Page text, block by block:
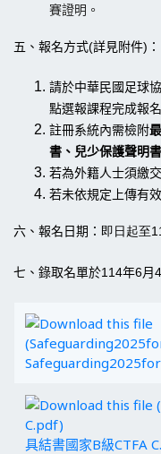
賽證明。
五、報名方式(詳見附件)：
請於中華民國足球
點選報課程完成報
註冊系統內需檢附
書、兒少保護聲明
若為外籍人士須繳
若未依規定上傳有
六、報名日期： 即日起至
七、 錄取名單於114年6月4
具結書國家B級CTFA